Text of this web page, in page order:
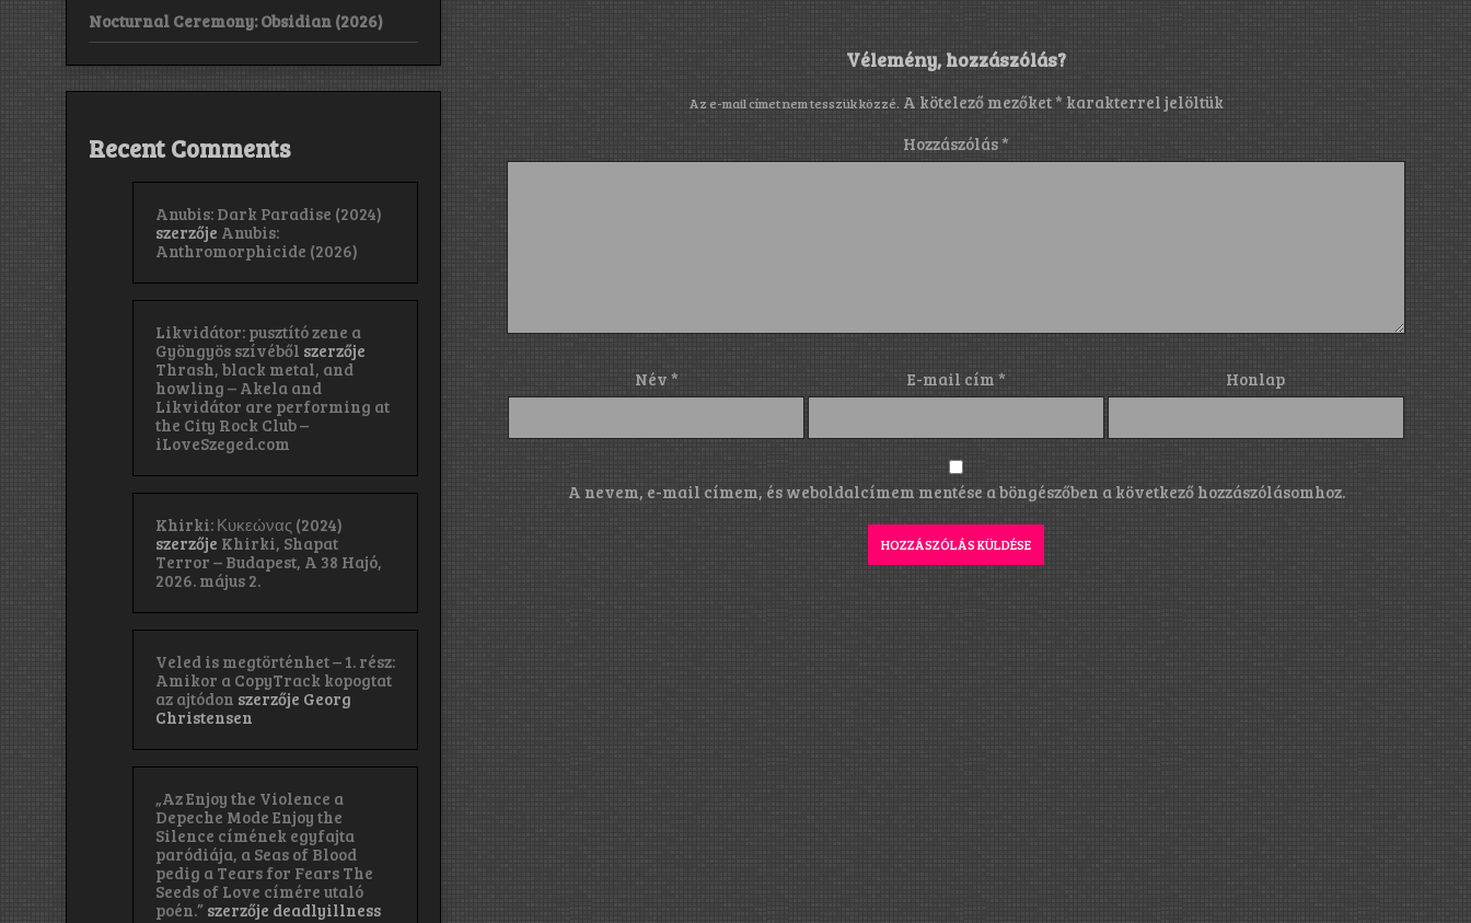
Vélemény, hozzászólás?
Az e-mail címet nem tesszük közzé. A kötelező mezőket * karakterrel jelöltük
Hozzászólás*
Név * E-mail cím * Honlap
A nevem, e-mail címem, és weboldalcímem mentése a böngészőben a következő hozzászólásomhoz.
Nocturnal Ceremony: Obsidian (2026)
Recent Comments
Anubis: Dark Paradise (2024)
szerzője Anubis:
Anthromorphicide (2026)
Likvidátor: pusztító zene a
Gyöngyös szívéből szerzője
Thrash, black metal, and
howling – Akela and
Likvidátor are performing at
the City Rock Club –
iLoveSzeged.com
Khirki: Κ​υ​κ​ε​ώ​ν​α​ς (2024)
szerzője Khirki, Shapat
Terror – Budapest, A 38 Hajó,
2026. május 2.
Veled is megtörténhet – 1. rész:
Amikor a CopyTrack kopogtat
az ajtódon szerzője Georg
Christensen
„Az Enjoy the Violence a
Depeche Mode Enjoy the
Silence címének egyfajta
paródiája, a Seas of Blood
pedig a Tears for Fears The
Seeds of Love címére utaló
poén.” szerzője deadlyillness